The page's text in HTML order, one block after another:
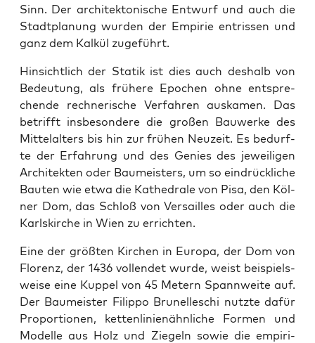
Sinn. Der archi­tek­to­ni­sche Ent­wurf und auch die
Stadt­pla­nung wur­den der Empi­rie ent­ris­sen und
ganz dem Kal­kül zugeführt.
Hin­sicht­lich der Sta­tik ist dies auch des­halb von
Bedeu­tung, als frü­he­re Epo­chen ohne ent­spre­
chen­de rech­ne­ri­sche Ver­fah­ren aus­ka­men. Das
betrifft ins­be­son­de­re die gro­ßen Bau­wer­ke des
Mit­tel­al­ters bis hin zur frü­hen Neu­zeit. Es bedurf­
te der Erfah­rung und des Genies des jewei­li­gen
Archi­tek­ten oder Bau­meis­ters, um so ein­drück­li­che
Bau­ten wie etwa die Kathe­dra­le von Pisa, den Köl­
ner Dom, das Schloß von Ver­sailles oder auch die
Karls­kir­che in Wien zu errichten.
Eine der größ­ten Kir­chen in Euro­pa, der Dom von
Flo­renz, der 1436 voll­endet wur­de, weist bei­spiels­
wei­se eine Kup­pel von 45 Metern Spann­wei­te auf.
Der Bau­meis­ter Filip­po ­Bru­nel­le­schi nutz­te dafür
Pro­por­tio­nen, ketten­linienähnliche For­men und
Model­le aus Holz und Zie­geln sowie die empi­ri­